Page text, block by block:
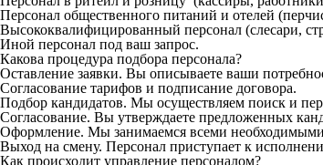
Персонал общественного питаний и отелей
Высококвалифицированный персонал (слесари,
Иной персонал под ваш запрос.
Какова процедура подбора персонала?
Оставление заявки. Вы описываете ваши
Согласование тарифов и подписание договора.
Подбор кандидатов. Мы осуществляем поиск и
Согласование. Вы утверждаете предложенных
Оформление. Мы занимаемся всеми
Выход на смену. Персонал приступает к
Как происходит управление персоналом?